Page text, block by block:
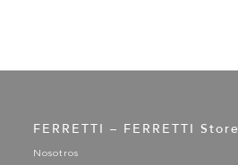
FERRETTI – FERRETTI Store
Nosotros